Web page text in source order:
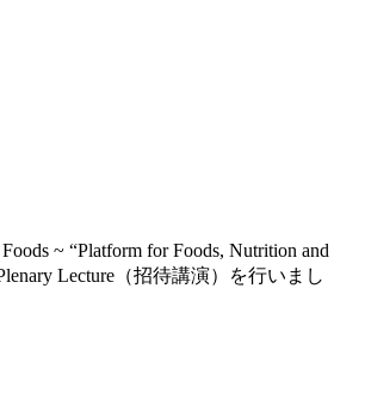
~ “Platform for Foods, Nutrition and
Lecture（招待講演）を行いまし